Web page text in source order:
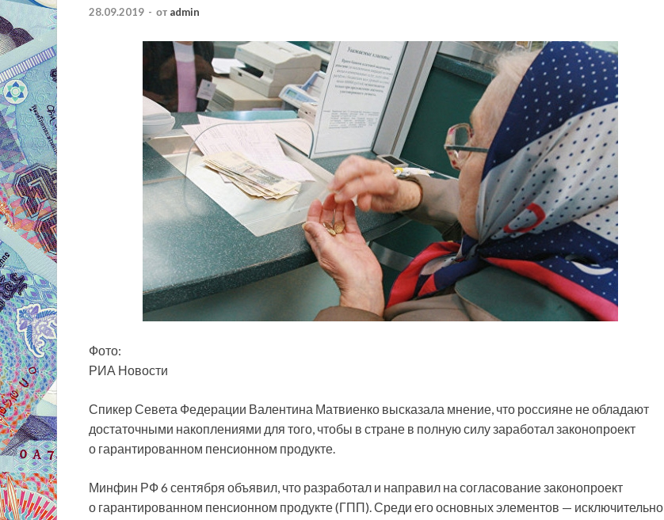
28.09.2019 - от admin
Фото:
РИА Новости
Спикер Севета Федерации Валентина Матвиенко высказала мнение, что россияне не обладают
достаточными накоплениями для того, чтобы в стране в полную силу заработал законопроект
о гарантированном пенсионном продукте.
Минфин РФ 6 сентября объявил, что разработал и направил на согласование законопроект
о гарантированном пенсионном продукте (ГПП). Среди его основных элементов — исключительно